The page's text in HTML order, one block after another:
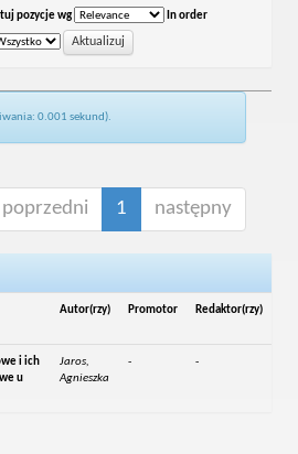
pozycje wg In order
0.001 sekund).
poprzedni 1 następny
Autor(rzy) Promotor Redaktor(rzy)
i ich
u
Jaros,
Agnieszka
- -